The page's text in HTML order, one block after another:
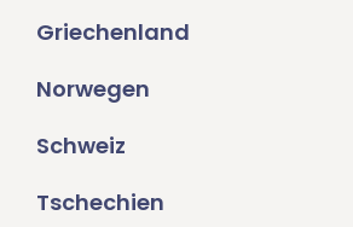
Griechenland
Norwegen
Schweiz
Tschechien